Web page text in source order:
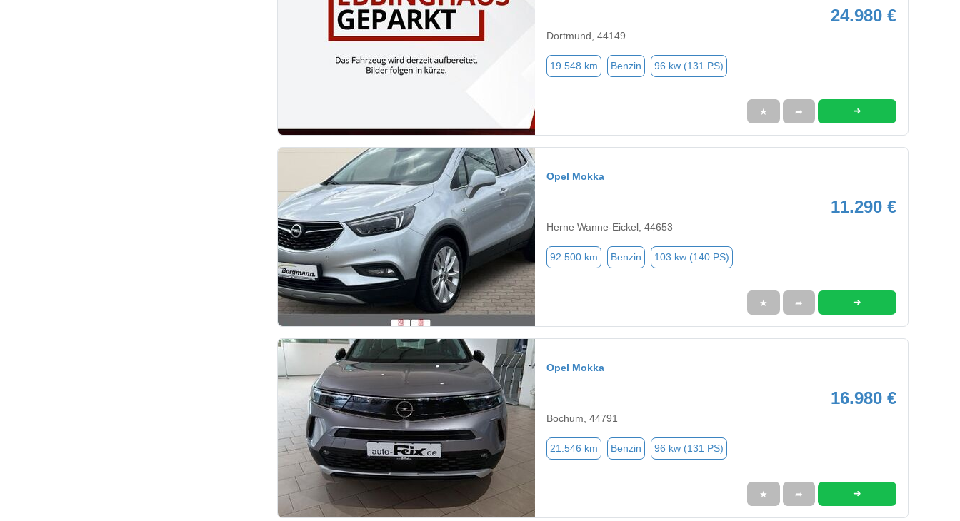
24.980 €
Dortmund, 44149
19.548 km Benzin 96 kw (131 PS)
★ ➦ ➜
Opel Mokka
11.290 €
Herne Wanne-Eickel, 44653
92.500 km Benzin 103 kw (140 PS)
★ ➦ ➜
Opel Mokka
16.980 €
Bochum, 44791
21.546 km Benzin 96 kw (131 PS)
★ ➦ ➜